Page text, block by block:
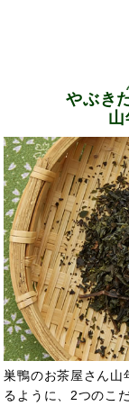
やぶき
巣鴨のお茶屋さん山
るように、2つのこ